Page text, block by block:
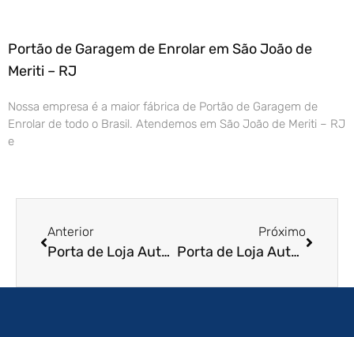
Portão de Garagem de Enrolar em São João de
Meriti – RJ
Nossa empresa é a maior fábrica de Portão de Garagem de
Enrolar de todo o Brasil. Atendemos em São João de Meriti – RJ
e
Anterior
Porta de Loja Automatica em Itaguaí – RJ
Próximo
Porta de Loja Automatica em Japeri – RJ